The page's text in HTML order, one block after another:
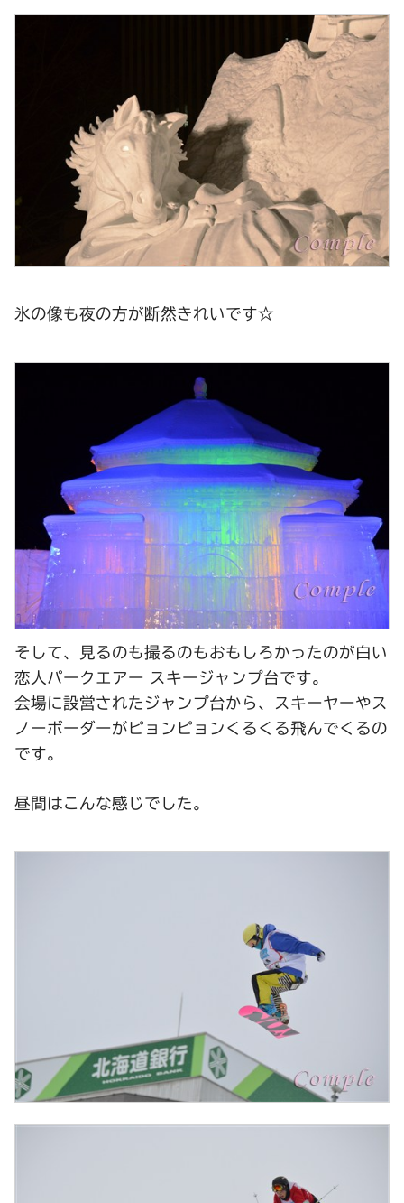
氷の像も夜の方が断然きれいです☆
そして、見るのも撮るのもおもしろかったのが白い
恋人パークエアー スキージャンプ台です。
会場に設営されたジャンプ台から、スキーヤーやス
ノーボーダーがピョンピョンくるくる飛んでくるの
です。
昼間はこんな感じでした。